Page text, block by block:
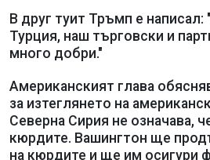
В друг туит Тръмп е
Турция, наш търговски и
много добри."
Американският глава
за изтеглянето на
Северна Сирия не означава,
кюрдите. Вашингтон ще
на кюрдите и ще им осигури